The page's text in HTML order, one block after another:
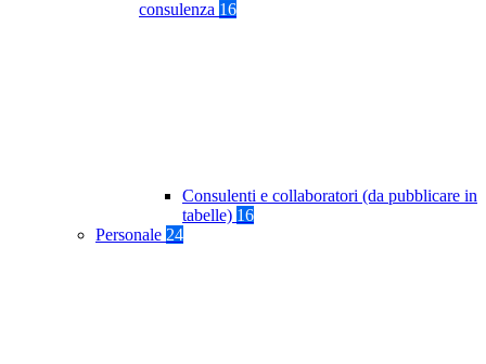
consulenza 16
Consulenti e collaboratori (da pubblicare in
tabelle) 16
Personale 24